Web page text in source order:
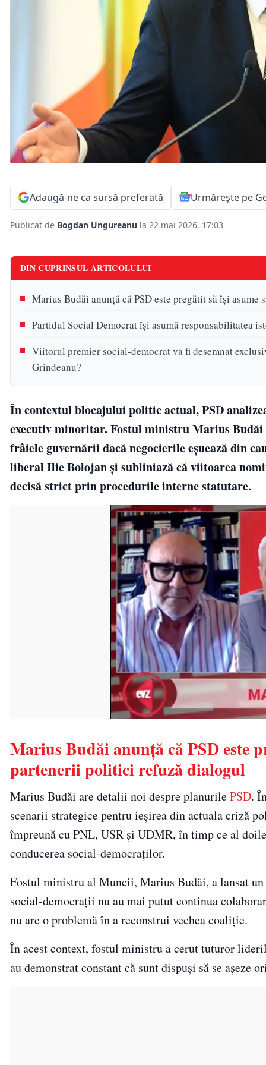
Adaugă-ne ca sursă preferată Urmărește pe
Publicat de Bogdan Ungureanu la 22 mai 2026, 17:03
DIN CUPRINSUL ARTICOLULUI
Marius Budăi anunță că PSD este pregătit să își
Partidul Social Democrat își asumă responsabilitatea
Viitorul premier social-democrat va fi desemnat
Grindeanu?
În contextul blocajului politic actual, PSD
executiv minoritar. Fostul ministru Marius
frâiele guvernării dacă negocierile eșuează din
liberal Ilie Bolojan și subliniază că viitoarea
decisă strict prin procedurile interne statutare.
Marius Budăi anunță că PSD este
partenerii politici refuză dialogul
Marius Budăi are detalii noi despre planurilePSD.
scenarii strategice pentru ieșirea din actuala criză
împreună cu PNL, USR și UDMR, în timp ce al
conducerea social-democraților.
Fostul ministru al Muncii, Marius Budăi, a lansat
social-democrații nu au mai putut continua
nu are o problemă în a reconstrui vechea coaliție.
În acest context, fostul ministru a cerut tuturor
au demonstrat constant că sunt dispuși să se așeze